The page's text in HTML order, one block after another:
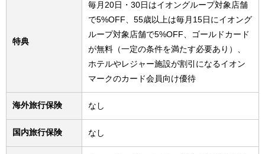
特典
毎月20日・30日はイオングループ対象店舗
で5%OFF、55歳以上は毎月15日にイオング
ループ対象店舗で5%OFF、ゴールドカード
が無料（一定の条件を満たす必要あり）、
ホテルやレジャー施設が割引になるイオン
マークのカード会員向け優待
海外旅行保険 なし
国内旅行保険 なし